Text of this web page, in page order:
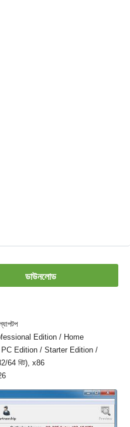
ডাউনলোড
Edition / Home
Edition / Starter Edition /
64 বিট), x86